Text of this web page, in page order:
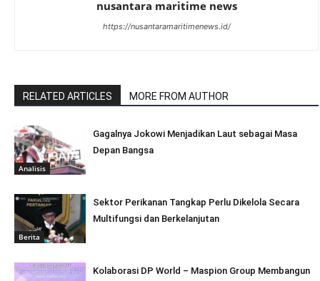
nusantara maritime news
https://nusantaramaritimenews.id/
RELATED ARTICLES MORE FROM AUTHOR
Analisis
Gagalnya Jokowi Menjadikan Laut sebagai Masa
Depan Bangsa
Berita
Sektor Perikanan Tangkap Perlu Dikelola Secara
Multifungsi dan Berkelanjutan
Kolaborasi DP World – Maspion Group Membangun